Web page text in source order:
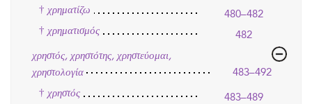
† χρηματίζω
480–482
† χρηματισμός
482
χρηστός, χρηστότης, χρηστεύομαι,
χρηστολογία
483–492
† χρηστός
483–489